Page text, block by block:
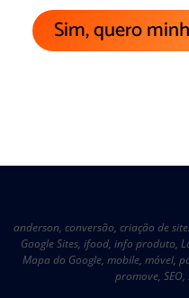
Sim, quero
anderson, conversão, criação de
Google Sites, ifood, info produto,
Mapa do Google, mobile, móvel,
promove, SEO,